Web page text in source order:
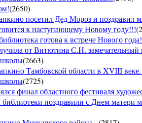
(2650)
посетил Дед Мороз и поздравил
к наступающему Новому году!!!(
готова к встрече Нового года!
от Витютина С.Н. замечательный
(2663)
Тамбовской области в XVIII
(2725)
финал областного фестиваля
поздравили с Днем матери